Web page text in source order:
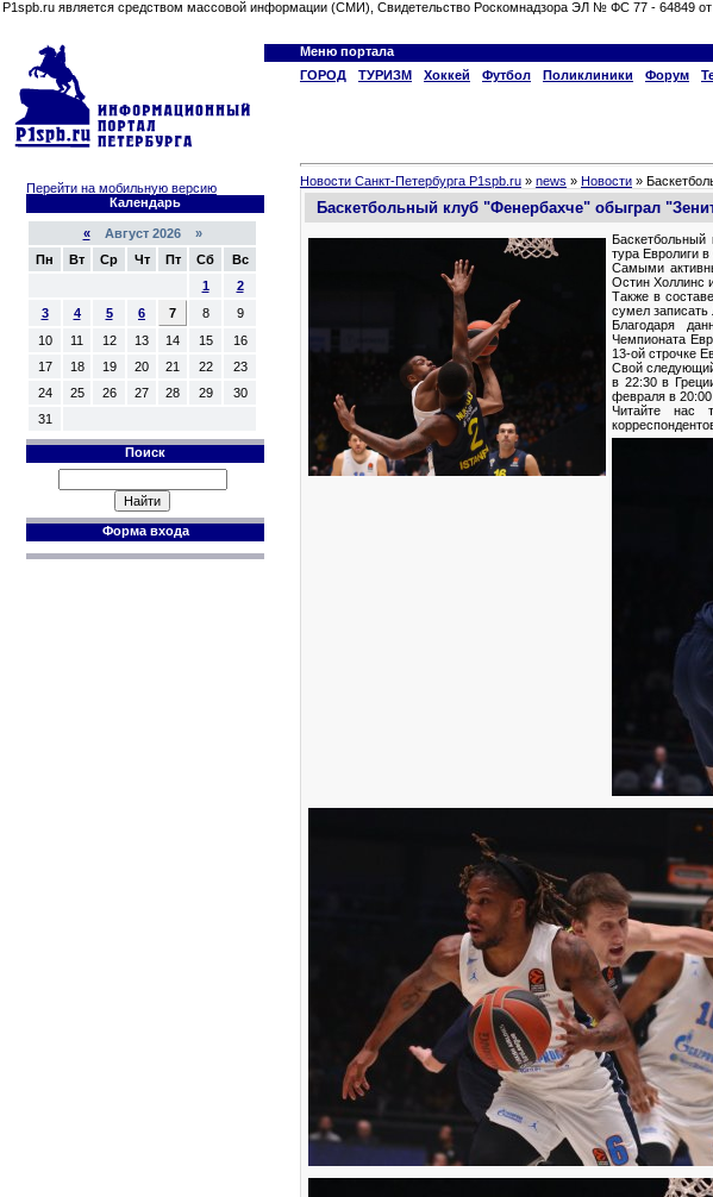
P1spb.ru является средством массовой информации (СМИ), Свидетельство Роскомнадзора ЭЛ № ФС 77 - 64849
Меню портала
ГОРОД
ТУРИЗМ Хоккей Футбол Поликлиники Форум
Перейти на мобильную версию
Календарь
«Август 2026 »
Пн
Вт Ср Чт Пт Сб
Вс
1
2
3
4 5 6 7 8
9
10
11 12 13 14 15
16
17
18 19 20 21 22
23
24
25 26 27 28 29
30
31
Поиск
Форма входа
Новости Санкт-Петербурга P1spb.ru » news » Новости »
Баскетбольный клуб "Фенербахче" обыграл
Баскетбольный
тура Евролиги
Самыми
Остин Холлинс
Также в
сумел записать
Благодаря
Чемпионата
13-ой строчке
Свой
в 22:30 в
февраля в 20:00
Читайте нас